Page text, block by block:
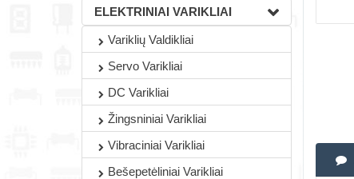
ELEKTRINIAI VARIKLIAI
Variklių Valdikliai
Servo Varikliai
DC Varikliai
Žingsniniai Varikliai
Vibraciniai Varikliai
Bešepetėliniai Varikliai